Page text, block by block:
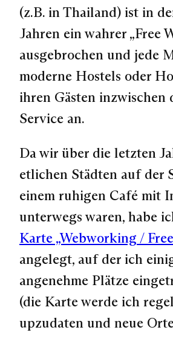
(z.B. in Thailand) ist in
Jahren ein wahrer „Free
ausgebrochen und jede
moderne Hostels oder
ihren Gästen inzwischen
Service an.
Da wir über die letzten
etlichen Städten auf der
einem ruhigen Café mit
unterwegs waren, habe
Karte „Webworking /
angelegt, auf der ich
angenehme Plätze
(die Karte werde ich
upzudaten und neue